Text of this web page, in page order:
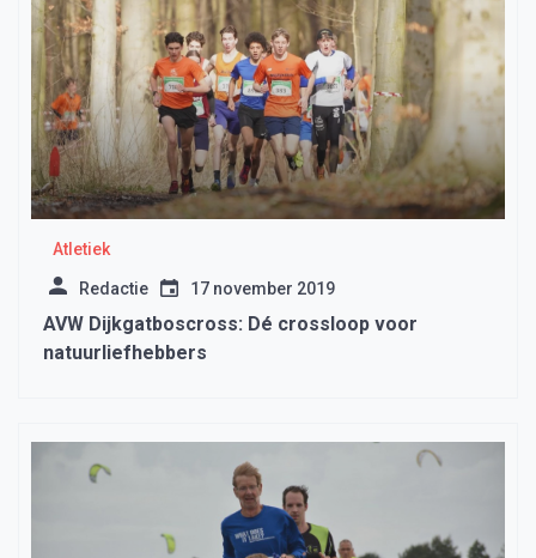
Atletiek
Redactie 17 november 2019
AVW Dijkgatboscross: Dé crossloop voor
natuurliefhebbers